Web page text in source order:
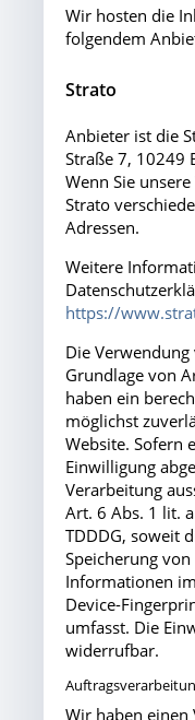
Wir hosten die
folgendem
Strato
Anbieter ist die
Straße 7, 10249
Wenn Sie
Strato
Adressen.
Weitere
https://
Die
Grundlage von
haben ein
möglichst
Website. Sofern
Einwilligung
Verarbeitung
Art. 6 Abs. 1 lit.
TDDDG, soweit
Speicherung
Informationen
Device-
umfasst. Die
widerrufbar.
Wir haben einen